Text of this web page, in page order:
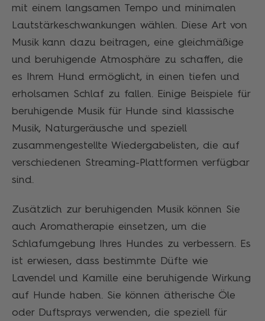
mit einem langsamen Tempo und minimalen
Lautstärkeschwankungen wählen. Diese Art von
Musik kann dazu beitragen, eine gleichmäßige
und beruhigende Atmosphäre zu schaffen, die
es Ihrem Hund ermöglicht, in einen tiefen und
erholsamen Schlaf zu fallen. Einige Beispiele für
beruhigende Musik für Hunde sind klassische
Musik, Naturgeräusche und speziell
zusammengestellte Wiedergabelisten, die auf
verschiedenen Streaming-Plattformen verfügbar
sind.
Zusätzlich zur beruhigenden Musik können Sie
auch Aromatherapie einsetzen, um die
Schlafumgebung Ihres Hundes zu verbessern. Es
ist erwiesen, dass bestimmte Düfte wie
Lavendel und Kamille eine beruhigende Wirkung
auf Hunde haben. Sie können ätherische Öle
oder Duftsprays verwenden, die speziell für